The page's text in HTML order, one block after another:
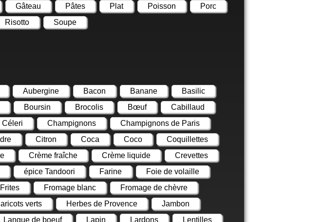
Gâteau Pâtes Plat Poisson
Porc
Risotto Soupe
Aubergine Bacon Banane
Basilic
Boursin Brocolis Bœuf
Cabillaud
Céleri Champignons
Champignons de Paris
Citron Coca Coco
Coquillettes
Crème fraîche Crème liquide
Crevettes
épice Tandoori Farine
Foie de volaille
Frites Fromage blanc
Fromage de chèvre
verts Herbes de Provence
Jambon
Langue de boeuf Lapin Lardons Lentilles